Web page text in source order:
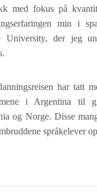
med fokus på
min i
University, der jeg
har tatt
i Argentina til
og Norge. Disse
språkelever